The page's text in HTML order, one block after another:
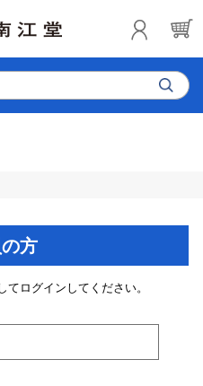
方
ログインしてください。